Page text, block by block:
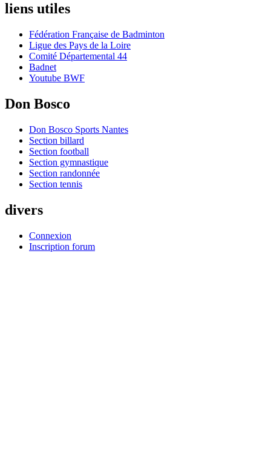
liens utiles
Fédération Française de Badminton
Ligue des Pays de la Loire
Comité Départemental 44
Badnet
Youtube BWF
Don Bosco
Don Bosco Sports Nantes
Section billard
Section football
Section gymnastique
Section randonnée
Section tennis
divers
Connexion
Inscription forum